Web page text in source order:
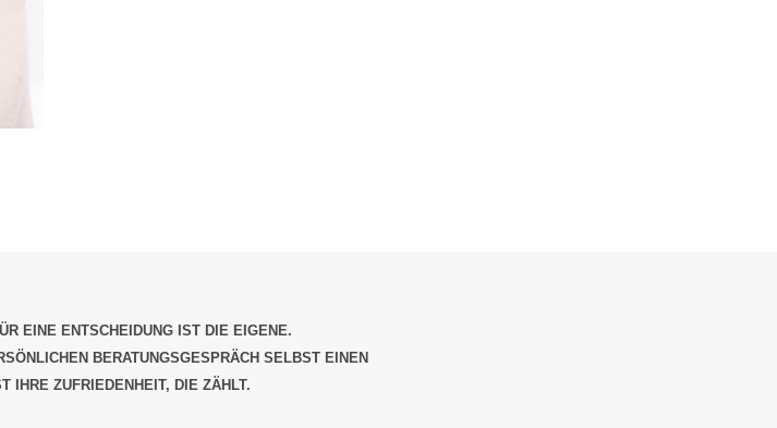
EINE ENTSCHEIDUNG IST DIE EIGENE.
BERATUNGSGESPRÄCH SELBST EINEN
IHRE ZUFRIEDENHEIT, DIE ZÄHLT.